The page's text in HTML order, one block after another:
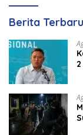
Berita Terbaru